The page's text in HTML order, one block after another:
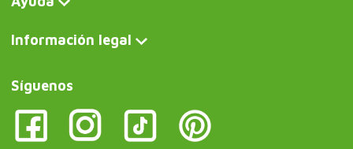
Información legal
Síguenos